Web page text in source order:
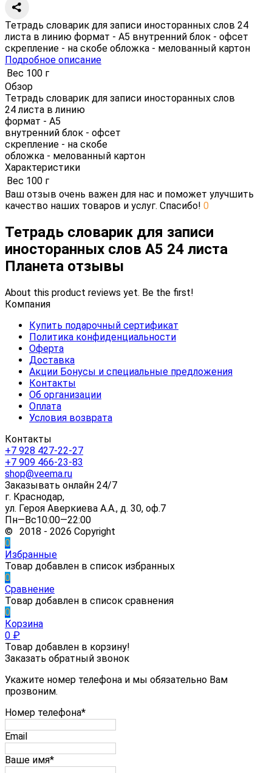
Тетрадь словарик для записи иносторанных слов 24
листа в линию формат - А5 внутренний блок - офсет
скрепление - на скобе обложка - мелованный картон
Подробное описание
Вес 100 г
Обзор
Тетрадь словарик для записи иносторанных слов
24 листа в линию
формат - А5
внутренний блок - офсет
скрепление - на скобе
обложка - мелованный картон
Характеристики
Вес 100 г
Ваш отзыв очень важен для нас и поможет улучшить
качество наших товаров и услуг. Спасибо! 0
Тетрадь словарик для записи
иносторанных слов А5 24 листа
Планета отзывы
About this product reviews yet. Be the first!
Компания
Купить подарочный сертификат
Политика конфиденциальности
Оферта
Доставка
Акции Бонусы и специальные предложения
Контакты
Об организации
Оплата
Условия возврата
Контакты
+7 928 427-22-27
+7 909 466-23-83
shop@veema.ru
Заказывать онлайн 24/7
г. Краснодар,
ул. Героя Аверкиева А.А., д. 30, оф.7
Пн—Вс10:00—22:00
© 2018 - 2026 Copyright
0
Избранные
Товар добавлен в список избранных
0
Сравнение
Товар добавлен в список сравнения
0
Корзина
0 ₽
Товар добавлен в корзину!
Заказать обратный звонок
Укажите номер телефона и мы обязательно Вам
прозвоним.
Номер телефона*
Email
Ваше имя*